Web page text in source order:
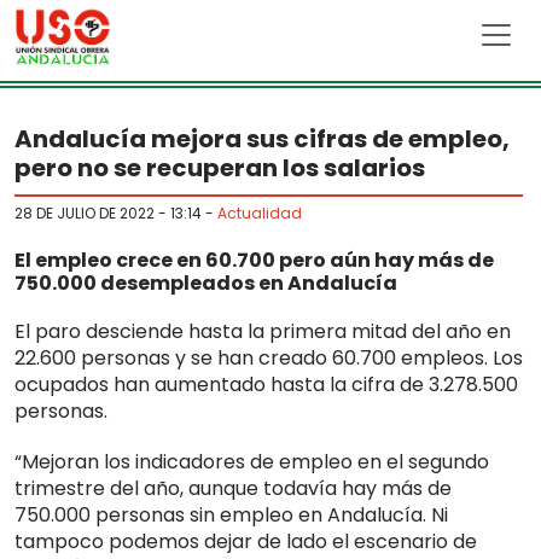
Skip to main content
Andalucía mejora sus cifras de empleo,
pero no se recuperan los salarios
28 DE JULIO DE 2022 - 13:14- Actualidad
El empleo crece en 60.700 pero aún hay más de
750.000 desempleados en Andalucía
El paro desciende hasta la primera mitad del año en
22.600 personas y se han creado 60.700 empleos. Los
ocupados han aumentado hasta la cifra de 3.278.500
personas.
“Mejoran los indicadores de empleo en el segundo
trimestre del año, aunque todavía hay más de
750.000 personas sin empleo en Andalucía. Ni
tampoco podemos dejar de lado el escenario de